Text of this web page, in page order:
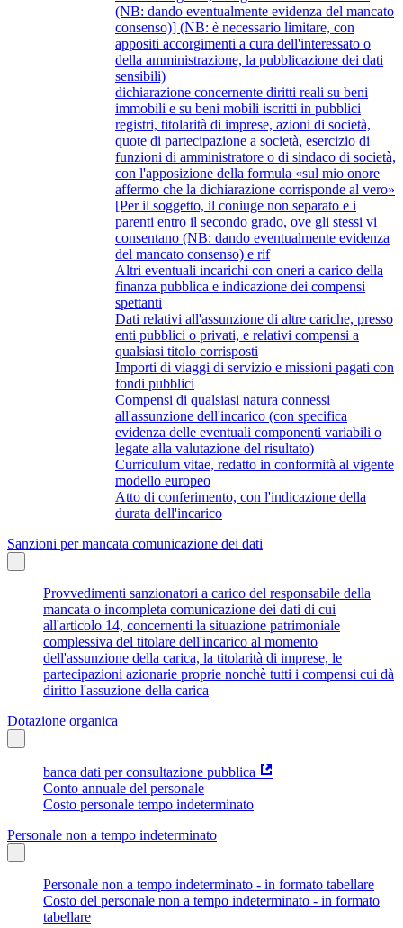
(NB: dando eventualmente evidenza del mancato
consenso)] (NB: è necessario limitare, con
appositi accorgimenti a cura dell'interessato o
della amministrazione, la pubblicazione dei dati
sensibili)
dichiarazione concernente diritti reali su beni
immobili e su beni mobili iscritti in pubblici
registri, titolarità di imprese, azioni di società,
quote di partecipazione a società, esercizio di
funzioni di amministratore o di sindaco di società,
con l'apposizione della formula «sul mio onore
affermo che la dichiarazione corrisponde al vero»
[Per il soggetto, il coniuge non separato e i
parenti entro il secondo grado, ove gli stessi vi
consentano (NB: dando eventualmente evidenza
del mancato consenso) e rif
Altri eventuali incarichi con oneri a carico della
finanza pubblica e indicazione dei compensi
spettanti
Dati relativi all'assunzione di altre cariche, presso
enti pubblici o privati, e relativi compensi a
qualsiasi titolo corrisposti
Importi di viaggi di servizio e missioni pagati con
fondi pubblici
Compensi di qualsiasi natura connessi
all'assunzione dell'incarico (con specifica
evidenza delle eventuali componenti variabili o
legate alla valutazione del risultato)
Curriculum vitae, redatto in conformità al vigente
modello europeo
Atto di conferimento, con l'indicazione della
durata dell'incarico
Sanzioni per mancata comunicazione dei dati
Provvedimenti sanzionatori a carico del responsabile della
mancata o incompleta comunicazione dei dati di cui
all'articolo 14, concernenti la situazione patrimoniale
complessiva del titolare dell'incarico al momento
dell'assunzione della carica, la titolarità di imprese, le
partecipazioni azionarie proprie nonchè tutti i compensi cui dà
diritto l'assuzione della carica
Dotazione organica
banca dati per consultazione pubblica
Conto annuale del personale
Costo personale tempo indeterminato
Personale non a tempo indeterminato
Personale non a tempo indeterminato - in formato tabellare
Costo del personale non a tempo indeterminato - in formato
tabellare